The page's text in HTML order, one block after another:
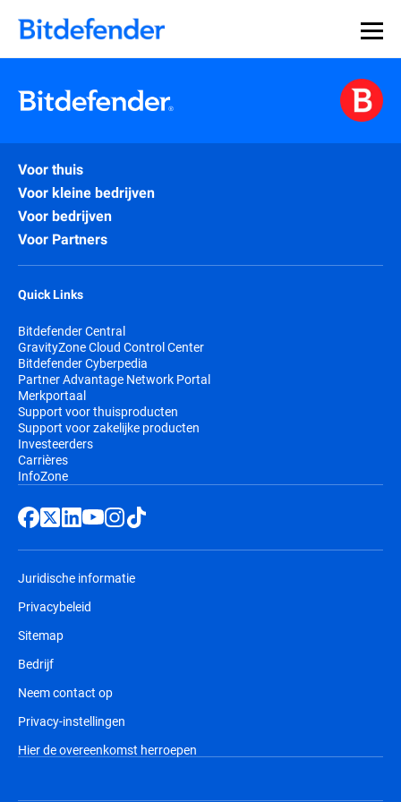
Voor thuis
Voor kleine bedrijven
Voor bedrijven
Voor Partners
Quick Links
Bitdefender Central
GravityZone Cloud Control Center
Bitdefender Cyberpedia
Partner Advantage Network Portal
Merkportaal
Support voor thuisproducten
Support voor zakelijke producten
Investeerders
Carrières
InfoZone
Juridische informatie
Privacybeleid
Sitemap
Bedrijf
Neem contact op
Privacy-instellingen
Hier de overeenkomst herroepen